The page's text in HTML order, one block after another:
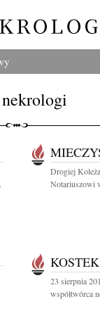
Drogiej
Notariuszowi
23 sierpnia
współtwórca